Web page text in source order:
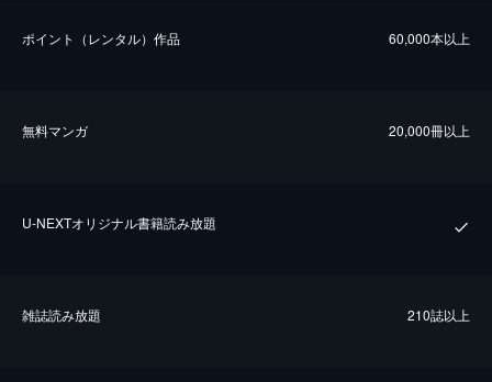
ポイント（レンタル）作品 60,000本以上
無料マンガ 20,000冊以上
U-NEXTオリジナル書籍読み放題
雑誌読み放題 210誌以上